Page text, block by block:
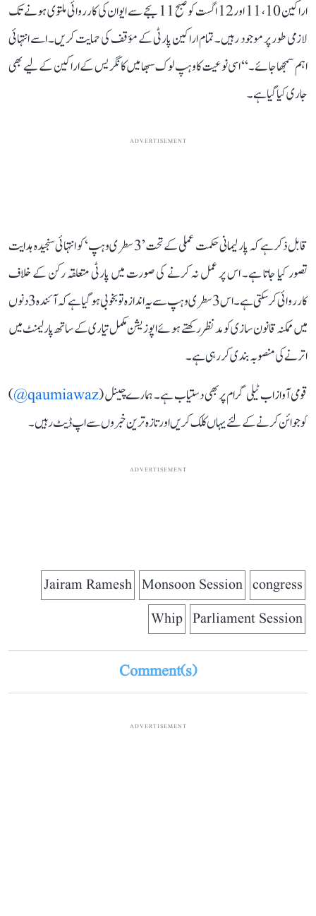
اراکین 10، 11 اور 12 اگست کو صبح 11 بجے سے ایوان کی کارروائی ملتوی ہونے تک
لازمی طور پر موجود رہیں۔ تمام اراکین پارٹی کے مؤقف کی حمایت کریں۔ اسے انتہائی
اہم سمجھا جائے۔‘‘ اسی نوعیت کا وہپ لوک سبھا میں کانگریس کے اراکین کے لیے بھی
جاری کیا گیا ہے۔
ADVERTISEMENT
قابل ذکر ہے کہ پارلیمانی حکمت عملی کے تحت ’3 سطری وہپ‘ کو انتہائی سنجیدہ ہدایت
تصور کیا جاتا ہے۔ اس پر عمل نہ کرنے کی صورت میں پارٹی متعلقہ رکن کے خلاف
کارروائی کر سکتی ہے۔ اس 3 سطری وہپ سے یہ اندازہ تو بخوبی ہو گیا ہے کہ آئندہ 3 دنوں
میں ممکنہ قانون سازی کو مدنظر رکھتے ہوئے اپوزیشن مکمل تیاری کے ساتھ پارلیمنٹ میں
اترنے کی منصوبہ بندی کر رہی ہے۔
قومی آواز اب ٹیلی گرام پر بھی دستیاب ہے۔ ہمارے چینل (qaumiawaz@
)
کو جوائن کرنے کے لئے یہاں کلک کریں اور تازہ ترین خبروں سے اپ ڈیٹ رہیں۔
ADVERTISEMENT
congress
Monsoon Session
Jairam Ramesh
Parliament Session
Whip
Comment(s)
ADVERTISEMENT